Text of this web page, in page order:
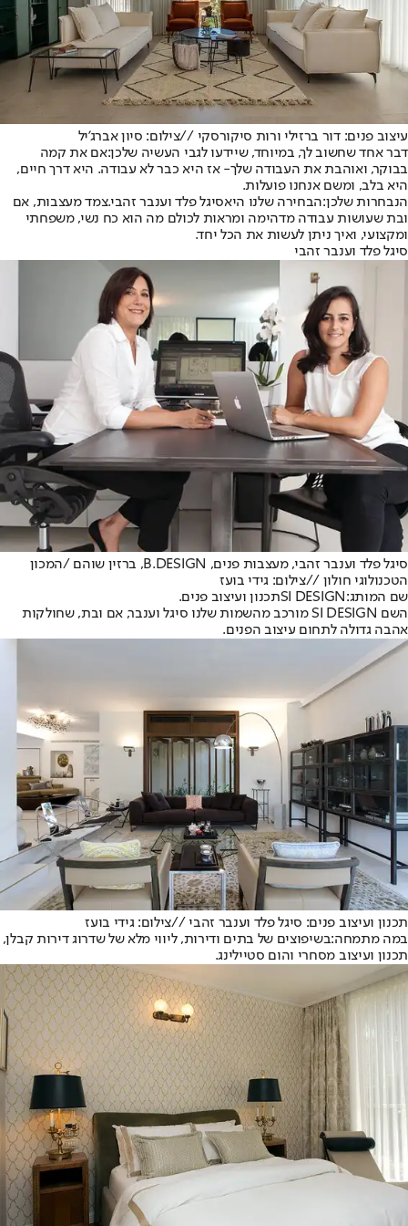
עיצוב פנים: דור ברזילי ורות סיקורסקי //צילום: סיון אברג'יל
דבר אחד שחשוב לך, במיוחד, שיידעו לגבי העשיה שלכן:אם את קמה
בבוקר, ואוהבת את העבודה שלך- אז היא כבר לא עבודה. היא דרך חיים,
היא בלב, ומשם אנחנו פועלות.
הנבחרות שלכן:הבחירה שלנו היאסיגל פלד וענבר זהבי.צמד מעצבות, אם
ובת שעושות עבודה מדהימה ומראות לכולם מה הוא כח נשי, משפחתי
ומקצועי, ואיך ניתן לעשות את הכל יחד.
סיגל פלד וענבר זהבי
סיגל פלד וענבר זהבי, מעצבות פנים, B.DESIGN, ברזין שוהם /המכון
הטכנולוגי חולון //צילום: גידי בועז
שם המותג: SI DESIGNתכנון ועיצוב פנים.
השם SI DESIGN מורכב מהשמות שלנו סיגל וענבר, אם ובת, שחולקות
אהבה גדולה לתחום עיצוב הפנים.
תכנון ועיצוב פנים: סיגל פלד וענבר זהבי //צילום: גידי בועז
במה מתמחה:בשיפוצים של בתים ודירות, ליווי מלא של שדרוג דירות קבלן,
תכנון ועיצוב מסחרי והום סטיילינג.